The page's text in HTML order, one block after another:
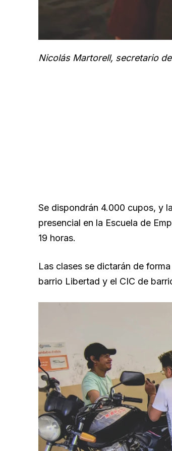
Nicolás Martorell, secretario
Se dispondrán 4.000 cupos, y
presencial en la Escuela de
19 horas.
Las clases se dictarán de
barrio Libertad y el CIC de